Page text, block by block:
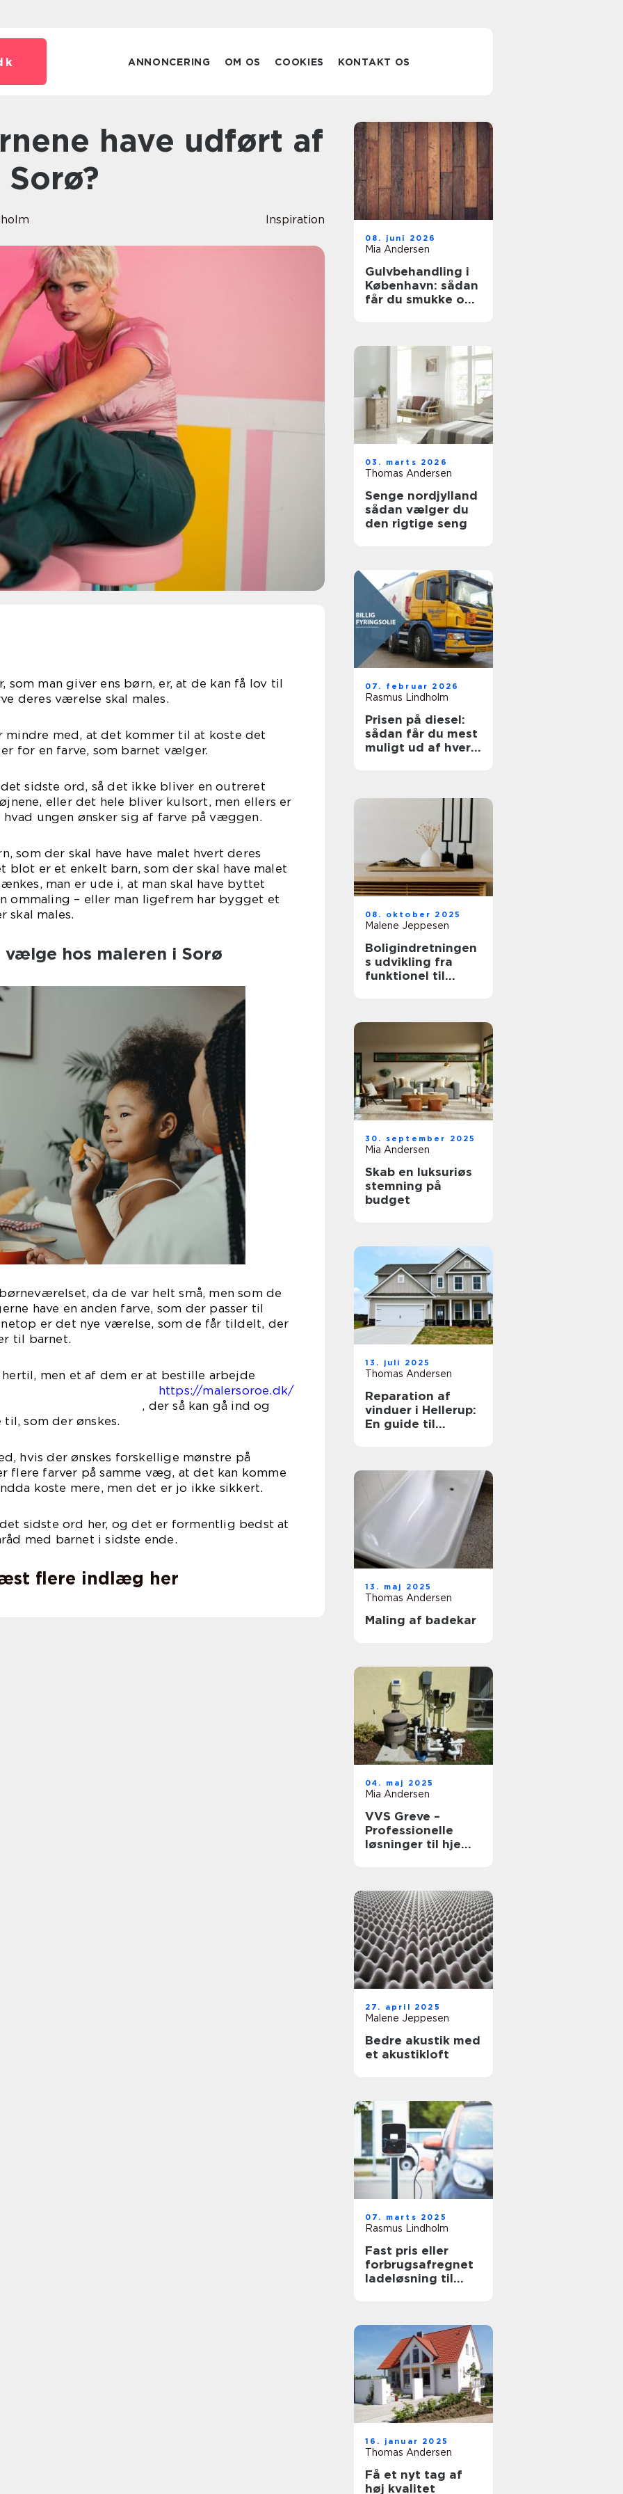
ANNONCERING OM OS COOKIES KONTAKT OS
Inspiration
som man giver ens børn, er, at de kan få lov til
deres værelse skal males.
mindre med, at det kommer til at koste det
for en farve, som barnet vælger.
sidste ord, så det ikke bliver en outreret
eller det hele bliver kulsort, men ellers er
ungen ønsker sig af farve på væggen.
som der skal have have malet hvert deres
er et enkelt barn, som der skal have malet
man er ude i, at man skal have byttet
ommaling – eller man ligefrem har bygget et
skal males.
hos maleren i Sorø
da de var helt små, men som de
have en anden farve, som der passer til
er det nye værelse, som de får tildelt, der
til barnet.
men et af dem er at bestille arbejde
https://malersoroe.dk/
gå ind og
som der ønskes.
hvis der ønskes forskellige mønstre på
flere farver på samme væg, at det kan komme
koste mere, men det er jo ikke sikkert.
sidste ord her, og det er formentlig bedst at
med barnet i sidste ende.
flere indlæg her
08. juni 2026
Mia Andersen
Gulvbehandling i
København: sådan
får du smukke og
03. marts 2026
Thomas Andersen
Senge nordjylland
sådan vælger du
den rigtige seng
07. februar 2026
Rasmus Lindholm
Prisen på diesel:
sådan får du mest
muligt ud af hver
08. oktober 2025
Malene Jeppesen
Boligindretningen
s udvikling fra
funktionel til
30. september 2025
Mia Andersen
Skab en luksuriøs
stemning på
budget
13. juli 2025
Thomas Andersen
Reparation af
vinduer i Hellerup:
En guide til
13. maj 2025
Thomas Andersen
Maling af badekar
04. maj 2025
Mia Andersen
VVS Greve –
Professionelle
løsninger til hjem
27. april 2025
Malene Jeppesen
Bedre akustik med
et akustikloft
07. marts 2025
Rasmus Lindholm
Fast pris eller
forbrugsafregnet
ladeløsning til
16. januar 2025
Thomas Andersen
Få et nyt tag af
høj kvalitet